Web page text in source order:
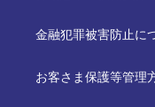
金融犯罪被害防止に
お客さま保護等管理